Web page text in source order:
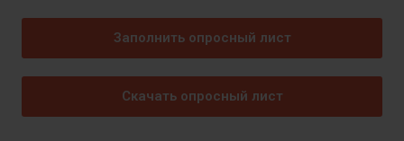
Заполнить опросный лист
Скачать опросный лист